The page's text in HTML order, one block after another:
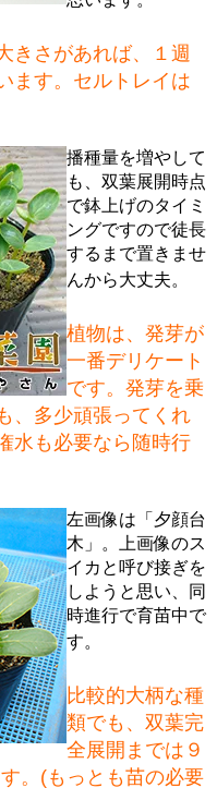
きさがあれば、１週
ます。セルトレイは
播種量を増やして
も、双葉展開時点
で鉢上げのタイミ
ングですので徒長
するまで置きませ
んから大丈夫。
植物は、発芽が
一番デリケート
です。発芽を乗
、多少頑張ってくれ
水も必要なら随時行
左画像は「夕顔台
木」。上画像のス
イカと呼び接ぎを
しようと思い、同
時進行で育苗中で
す。
比較的大柄な種
類でも、双葉完
全展開までは９
。(もっとも苗の必要